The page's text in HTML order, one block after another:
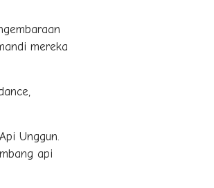
mereka
Unggun.
api